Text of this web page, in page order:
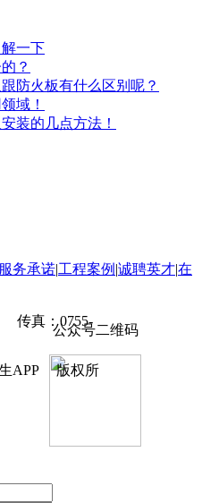
解一下
？
防火板有什么区别呢？
域！
装的几点方法！
服务承诺工程案例 诚聘英才在
公众号二维码
真：0755-
生APP 版权所